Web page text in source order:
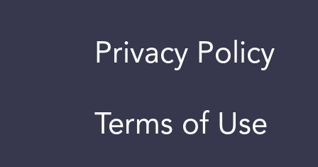
Privacy Policy
Terms of Use